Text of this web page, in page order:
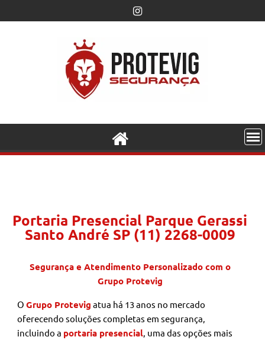
Portaria Presencial Parque Gerassi
Santo André SP (11) 2268-0009
Segurança e Atendimento Personalizado com o
Grupo Protevig
OGrupo Protevig atua há 13 anos no mercado
oferecendo soluções completas em segurança,
incluindo a portaria presencial , uma das opções mais